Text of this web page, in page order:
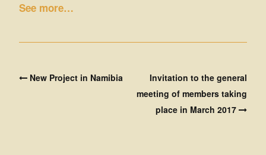
f
t
See more…
PostNew Project in Namibia
Invitation to the general
meeting of members taking
place in March 2017